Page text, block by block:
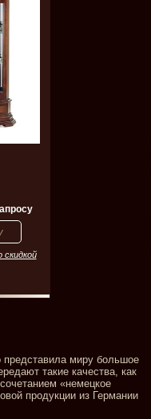
скидкой
представила миру большое
такие качества, как
«немецкое
продукции из Германии